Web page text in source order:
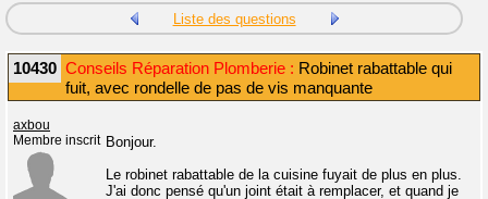
Liste des questions
10430 Conseils Réparation Plomberie : Robinet rabattable qui
fuit, avec rondelle de pas de vis manquante
axbou
Membre inscrit Bonjour.
Le robinet rabattable de la cuisine fuyait de plus en plus.
J'ai donc pensé qu'un joint était à remplacer, et quand je